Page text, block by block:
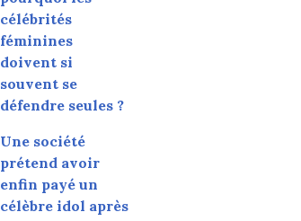
célébrités
féminines
doivent si
souvent se
défendre seules ?
Une société
prétend avoir
enfin payé un
célèbre idol après